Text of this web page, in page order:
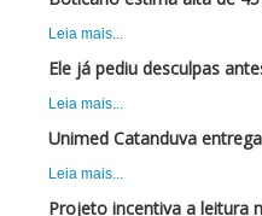
Leia mais...
Ele já pediu desculpas
Leia mais...
Unimed Catanduva
Leia mais...
Projeto incentiva a leitura